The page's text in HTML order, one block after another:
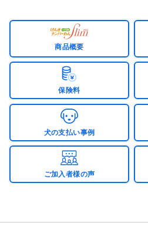
商品概要
保険料
犬の支払い事例
ご加入者様の声